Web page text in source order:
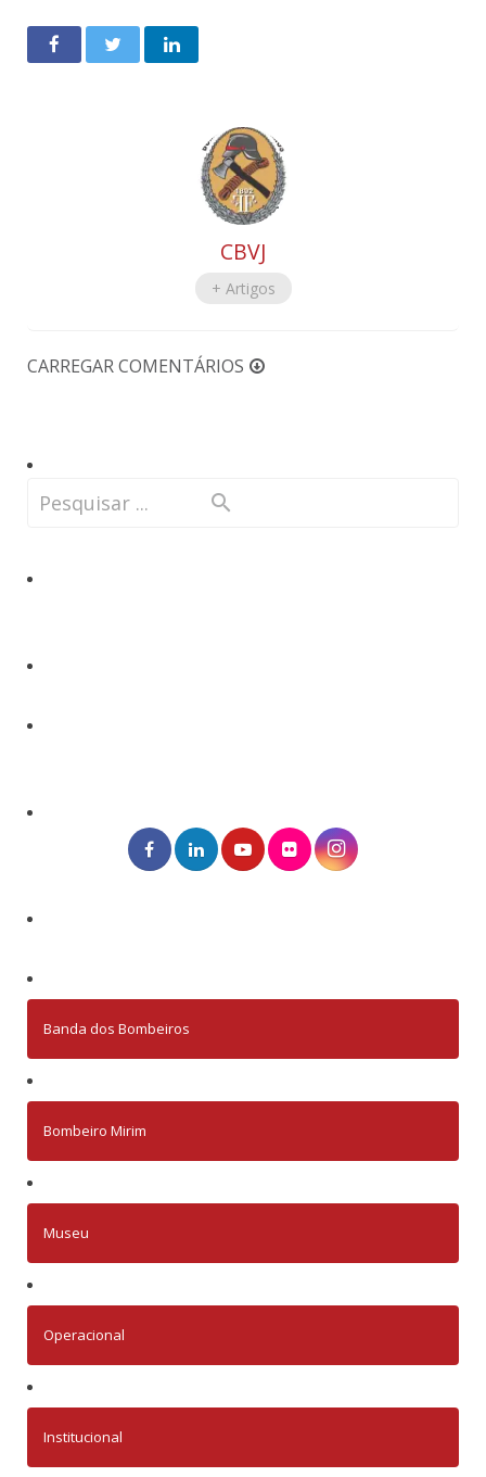
CBVJ
+ Artigos
CARREGAR COMENTÁRIOS
Banda dos Bombeiros
Bombeiro Mirim
Museu
Operacional
Institucional